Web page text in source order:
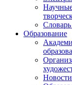
Образование